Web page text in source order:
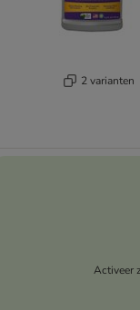
2 varianten
Activeer